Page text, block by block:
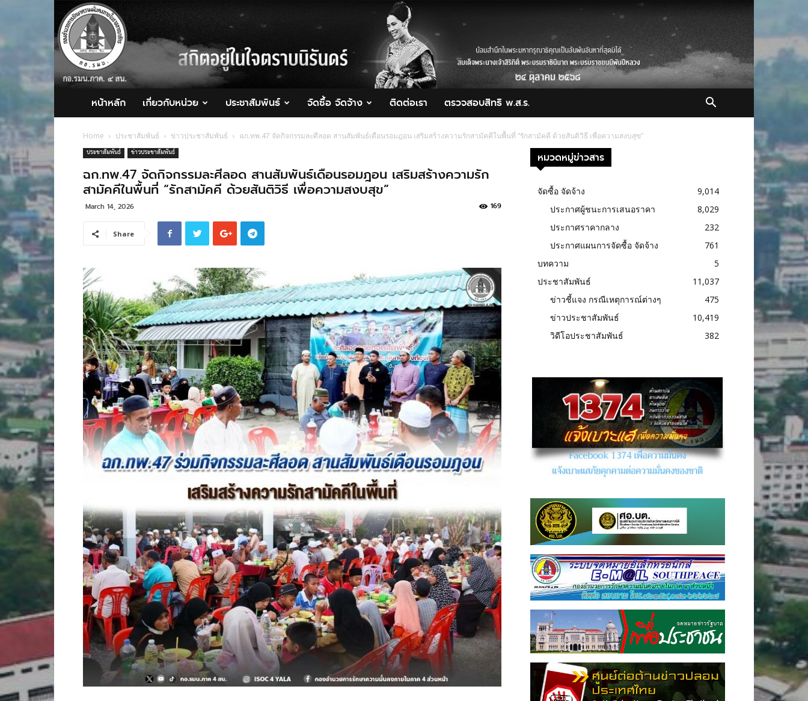
กอ.รมน.ภาค
4
สน.
หน้าหลัก เกี่ยวกับหน่วย ประชาสัมพันธ์ จัดซื้อ จัดจ้าง ติดต่อเรา ตรวจสอบสิทธิ พ.ส.ร.
Home ประชาสัมพันธ์ ข่าวประชาสัมพันธ์ ฉก.ทพ.47 จัดกิจกรรมละศีลอด สานสัมพันธ์เดือนรอมฎอน เสริมสร้างความรักสามัคคีในพื้นที่ “รักสามัคคี ด้วยสันติวิธี เพื่อความสงบสุข”
ประชาสัมพันธ์ ข่าวประชาสัมพันธ์
ฉก.ทพ.47 จัดกิจกรรมละศีลอด สานสัมพันธ์เดือนรอมฎอน เสริมสร้างความรัก
สามัคคีในพื้นที่ “รักสามัคคี ด้วยสันติวิธี เพื่อความสงบสุข”
March 14, 2026 169
Share
หมวดหมู่ข่าวสาร
จัดซื้อ จัดจ้าง
9,014
ประกาศผู้ชนะการเสนอราคา
8,029
ประกาศราคากลาง
232
ประกาศแผนการจัดซื้อ จัดจ้าง
761
บทความ
5
ประชาสัมพันธ์
11,037
ข่าวชี้แจง กรณีเหตุการณ์ต่างๆ
475
ข่าวประชาสัมพันธ์
10,419
วิดีโอประชาสัมพันธ์
382